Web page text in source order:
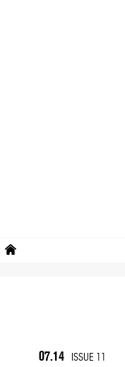
07.14 ISSUE 11